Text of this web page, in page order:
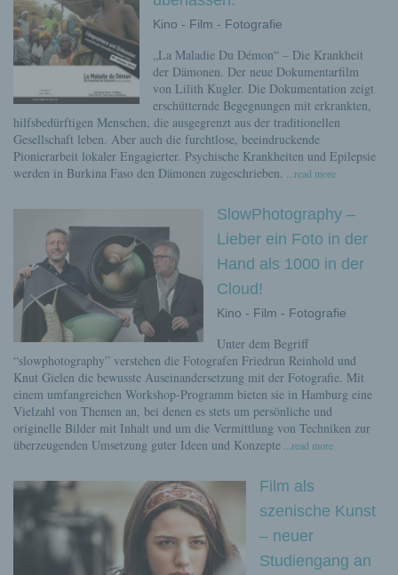
Kino - Film - Fotografie
„La Maladie Du Démon“ – Die Krankheit
der Dämonen. Der neue Dokumentarfilm
von Lilith Kugler. Die Dokumentation zeigt
erschütternde Begegnungen mit erkrankten,
hilfsbedürftigen Menschen, die ausgegrenzt aus der traditionellen
Gesellschaft leben. Aber auch die furchtlose, beeindruckende
Pionierarbeit lokaler Engagierter. Psychische Krankheiten und Epilepsie
werden in Burkina Faso den Dämonen zugeschrieben. ...read more
SlowPhotography –
Lieber ein Foto in der
Hand als 1000 in der
Cloud!
Kino - Film - Fotografie
Unter dem Begriff
“slowphotography” verstehen die Fotografen Friedrun Reinhold und
Knut Gielen die bewusste Auseinandersetzung mit der Fotografie. Mit
einem umfangreichen Workshop-Programm bieten sie in Hamburg eine
Vielzahl von Themen an, bei denen es stets um persönliche und
originelle Bilder mit Inhalt und um die Vermittlung von Techniken zur
überzeugenden Umsetzung guter Ideen und Konzepte ...read more
Film als
szenische Kunst
– neuer
Studiengang an